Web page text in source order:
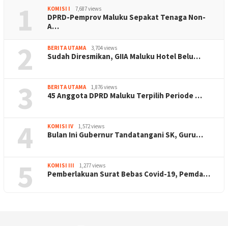
1 KOMISI I 7,687 views
DPRD-Pemprov Maluku Sepakat Tenaga Non-
A…
2 BERITA UTAMA 3,704 views
Sudah Diresmikan, GIIA Maluku Hotel Belu…
3 BERITA UTAMA 1,876 views
45 Anggota DPRD Maluku Terpilih Periode …
4 KOMISI IV 1,572 views
Bulan Ini Gubernur Tandatangani SK, Guru…
5 KOMISI III 1,277 views
Pemberlakuan Surat Bebas Covid-19, Pemda…